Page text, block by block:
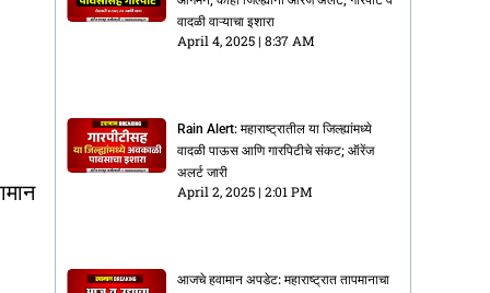
वादळी वाऱ्याचा इशारा
April 4, 2025 8:37 AM
Rain Alert: महाराष्ट्रातील या जिल्ह्यांमध्ये
वादळी पाऊस आणि गारपिटीचे संकट; ऑरेंज
अलर्ट जारी
April 2, 2025 2:01 PM
आजचे हवामान अपडेट: महाराष्ट्रात तापमानाचा